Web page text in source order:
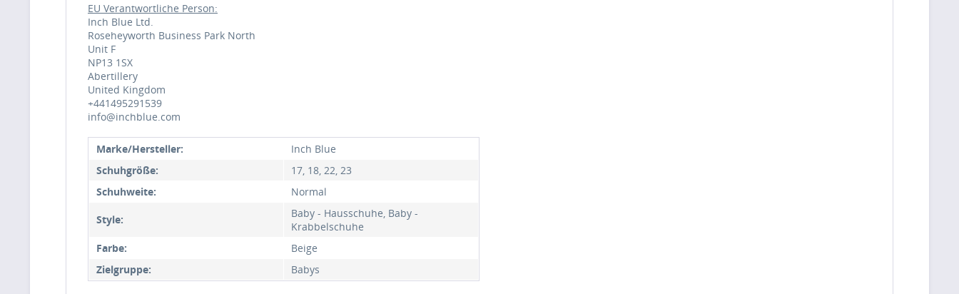
EU Verantwortliche Person:
Inch Blue Ltd.
Roseheyworth Business Park North
Unit F
NP13 1SX
Abertillery
United Kingdom
+441495291539
info@inchblue.com
Marke/Hersteller:
Inch Blue
Schuhgröße:
17, 18, 22, 23
Schuhweite:
Normal
Style:
Baby - Hausschuhe, Baby -
Krabbelschuhe
Farbe:
Beige
Zielgruppe:
Babys